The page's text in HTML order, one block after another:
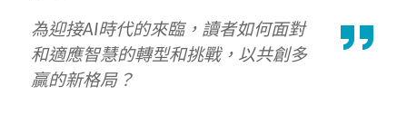
為迎接AI時代的來臨，讀者如何面對
和適應智慧的轉型和挑戰，以共創多
贏的新格局？